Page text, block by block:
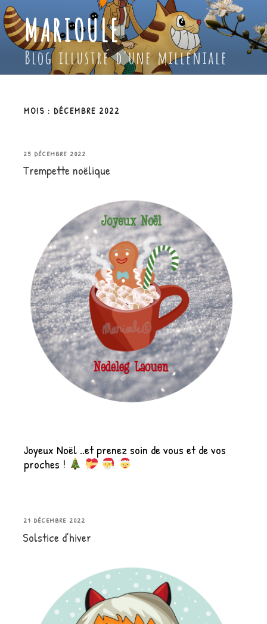
Aller
au
contenu
principal
MARIOULE
Blog illustré d'une milléniale
MOIS : DÉCEMBRE 2022
PUBLIÉ
LE
25 DÉCEMBRE 2022
Trempette noëlique
Joyeux Noël ..et prenez soin de vous et de vos
proches !
PUBLIÉ
LE
21 DÉCEMBRE 2022
Solstice d’hiver